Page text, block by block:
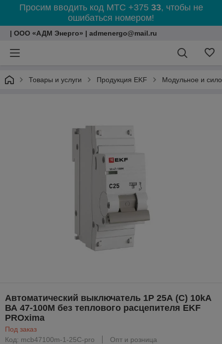
Просим вводить код МТС +375 33, чтобы не
ошибаться номером!
| ООО «АДМ Энерго» | admenergo@mail.ru
Товары и услуги Продукция EKF Модульное и
Автоматический выключатель 1P 25А (C) 10kA
ВА 47-100M без теплового расцепителя EKF
PROxima
Под заказ
Код: mcb47100m-1-25C-pro
Опт и розница